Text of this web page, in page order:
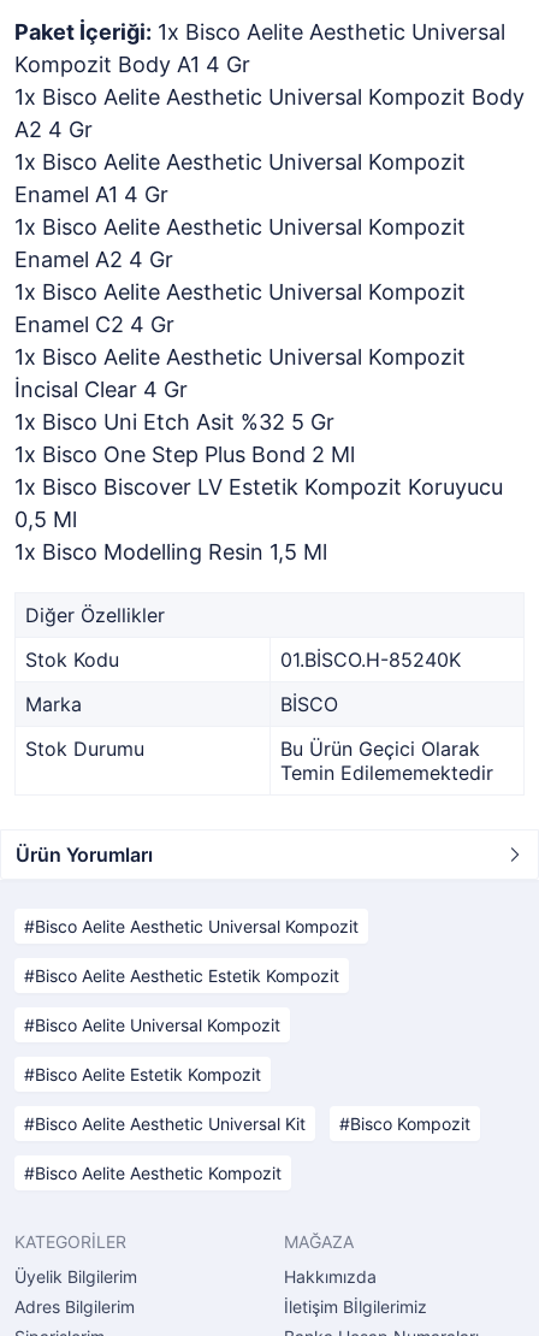
Paket İçeriği: 1x Bisco Aelite Aesthetic Universal
Kompozit Body A1 4 Gr
1x Bisco Aelite Aesthetic Universal Kompozit Body
A2 4 Gr
1x Bisco Aelite Aesthetic Universal Kompozit
Enamel A1 4 Gr
1x Bisco Aelite Aesthetic Universal Kompozit
Enamel A2 4 Gr
1x Bisco Aelite Aesthetic Universal Kompozit
Enamel C2 4 Gr
1x Bisco Aelite Aesthetic Universal Kompozit
İncisal Clear 4 Gr
1x Bisco Uni Etch Asit %32 5 Gr
1x Bisco One Step Plus Bond 2 Ml
1x Bisco Biscover LV Estetik Kompozit Koruyucu
0,5 Ml
1x Bisco Modelling Resin 1,5 Ml
Diğer Özellikler
Stok Kodu
01.BİSCO.H-85240K
Marka
BİSCO
Stok Durumu
Bu Ürün Geçici Olarak
Temin Edilememektedir
Ürün Yorumları
Bisco Aelite Aesthetic Universal Kompozit
Bisco Aelite Aesthetic Estetik Kompozit
Bisco Aelite Universal Kompozit
Bisco Aelite Estetik Kompozit
Bisco Aelite Aesthetic Universal Kit Bisco Kompozit
Bisco Aelite Aesthetic Kompozit
KATEGORİLER
Üyelik Bilgilerim
Adres Bilgilerim
MAĞAZA
Hakkımızda
İletişim Bİlgilerimiz